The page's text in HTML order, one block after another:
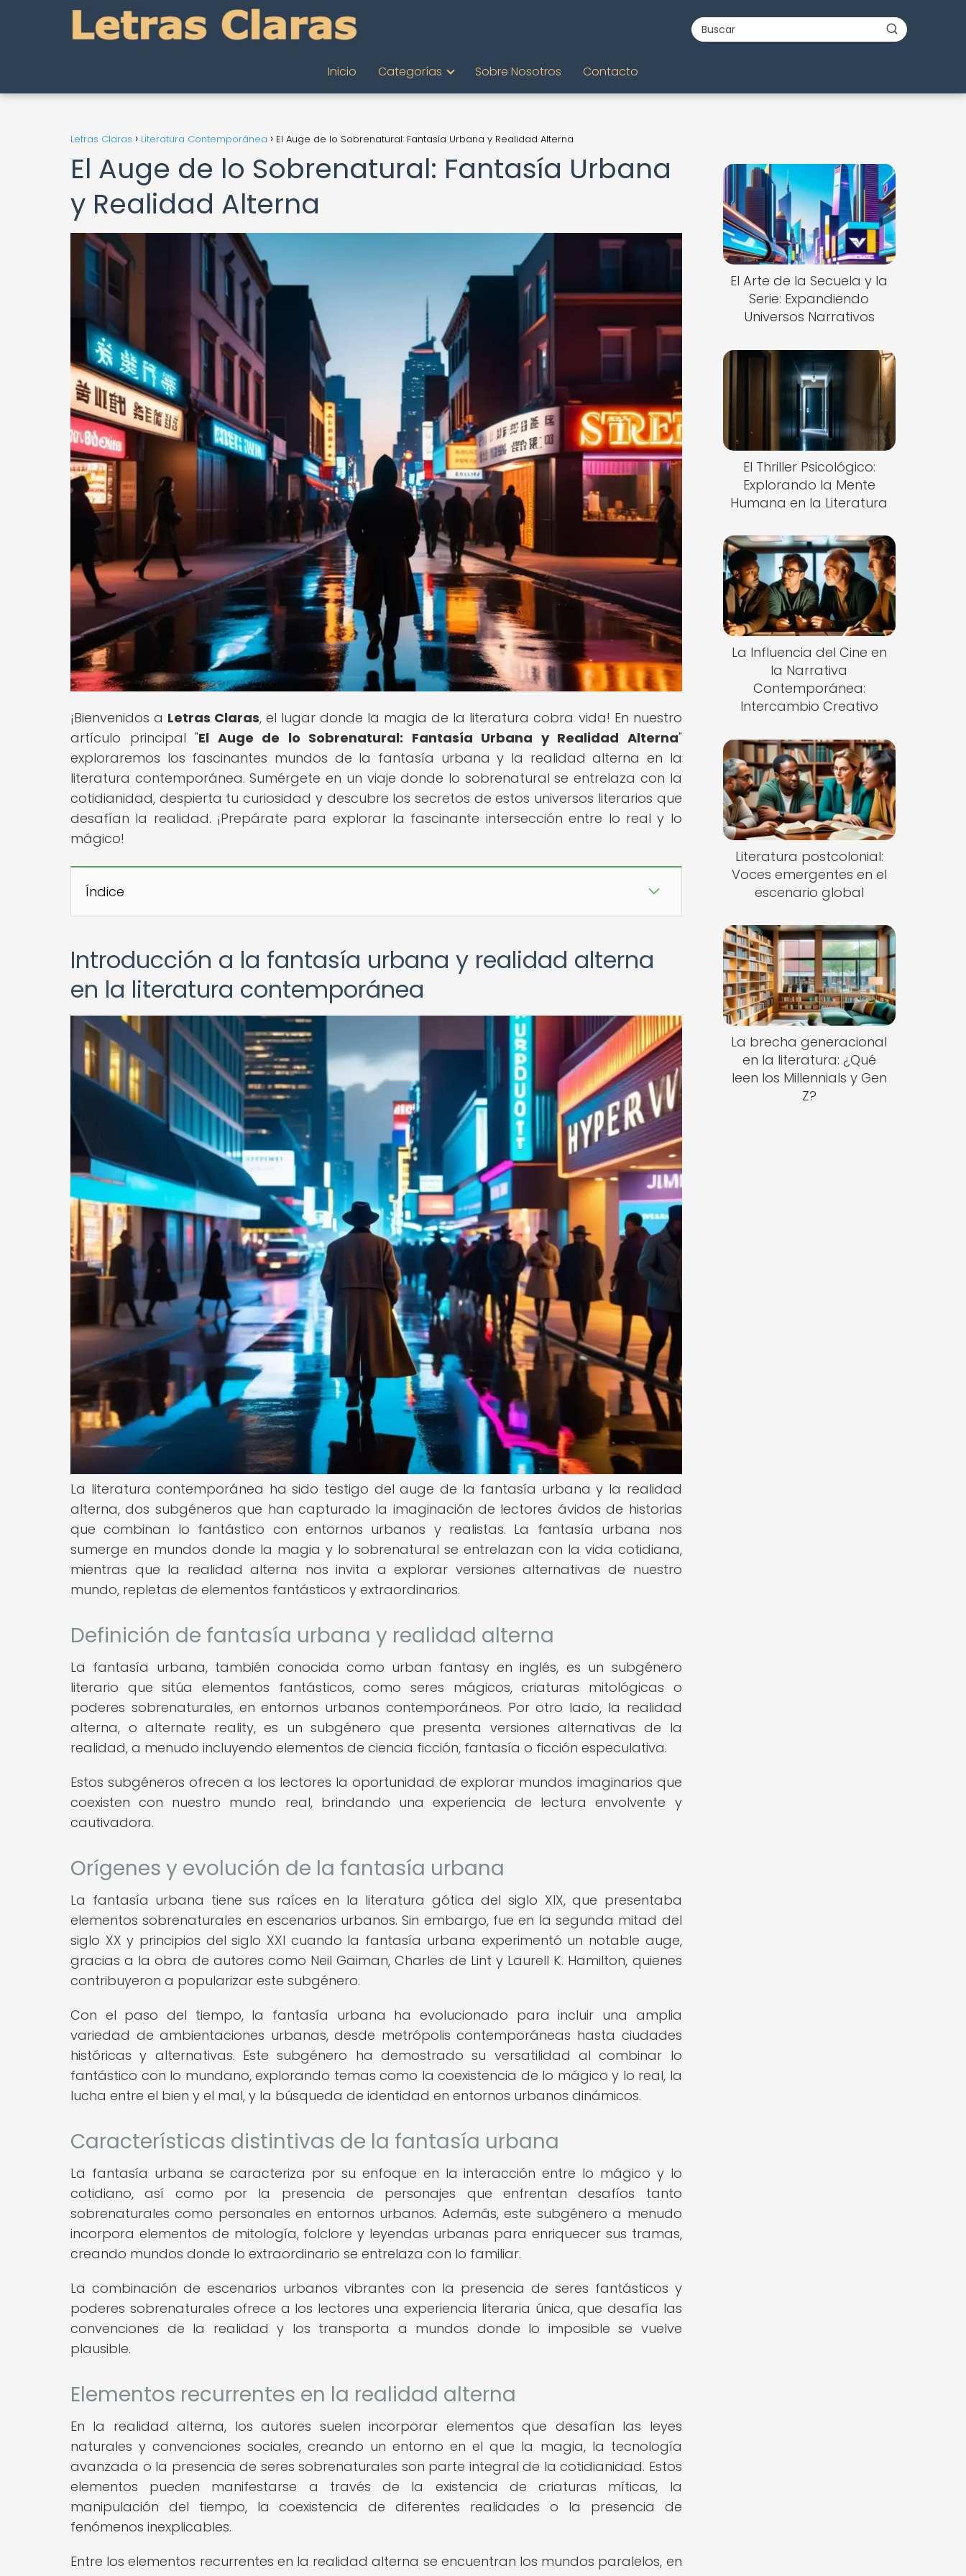
Inicio Categorías Sobre Nosotros Contacto
Letras Claras Literatura Contemporánea El Auge de lo Sobrenatural: Fantasía Urbana y Realidad Alterna
El Auge de lo Sobrenatural: Fantasía Urbana
y Realidad Alterna
¡Bienvenidos a Letras Claras, el lugar donde la magia de la literatura cobra vida! En nuestro
artículo principal "El Auge de lo Sobrenatural: Fantasía Urbana y Realidad Alterna"
exploraremos los fascinantes mundos de la fantasía urbana y la realidad alterna en la
literatura contemporánea. Sumérgete en un viaje donde lo sobrenatural se entrelaza con la
cotidianidad, despierta tu curiosidad y descubre los secretos de estos universos literarios que
desafían la realidad. ¡Prepárate para explorar la fascinante intersección entre lo real y lo
mágico!
Índice
Introducción a la fantasía urbana y realidad alterna
en la literatura contemporánea
La literatura contemporánea ha sido testigo del auge de la fantasía urbana y la realidad
alterna, dos subgéneros que han capturado la imaginación de lectores ávidos de historias
que combinan lo fantástico con entornos urbanos y realistas. La fantasía urbana nos
sumerge en mundos donde la magia y lo sobrenatural se entrelazan con la vida cotidiana,
mientras que la realidad alterna nos invita a explorar versiones alternativas de nuestro
mundo, repletas de elementos fantásticos y extraordinarios.
Definición de fantasía urbana y realidad alterna
La fantasía urbana, también conocida como urban fantasy en inglés, es un subgénero
literario que sitúa elementos fantásticos, como seres mágicos, criaturas mitológicas o
poderes sobrenaturales, en entornos urbanos contemporáneos. Por otro lado, la realidad
alterna, o alternate reality, es un subgénero que presenta versiones alternativas de la
realidad, a menudo incluyendo elementos de ciencia ficción, fantasía o ficción especulativa.
Estos subgéneros ofrecen a los lectores la oportunidad de explorar mundos imaginarios que
coexisten con nuestro mundo real, brindando una experiencia de lectura envolvente y
cautivadora.
Orígenes y evolución de la fantasía urbana
La fantasía urbana tiene sus raíces en la literatura gótica del siglo XIX, que presentaba
elementos sobrenaturales en escenarios urbanos. Sin embargo, fue en la segunda mitad del
siglo XX y principios del siglo XXI cuando la fantasía urbana experimentó un notable auge,
gracias a la obra de autores como Neil Gaiman, Charles de Lint y Laurell K. Hamilton, quienes
contribuyeron a popularizar este subgénero.
Con el paso del tiempo, la fantasía urbana ha evolucionado para incluir una amplia
variedad de ambientaciones urbanas, desde metrópolis contemporáneas hasta ciudades
históricas y alternativas. Este subgénero ha demostrado su versatilidad al combinar lo
fantástico con lo mundano, explorando temas como la coexistencia de lo mágico y lo real, la
lucha entre el bien y el mal, y la búsqueda de identidad en entornos urbanos dinámicos.
Características distintivas de la fantasía urbana
La fantasía urbana se caracteriza por su enfoque en la interacción entre lo mágico y lo
cotidiano, así como por la presencia de personajes que enfrentan desafíos tanto
sobrenaturales como personales en entornos urbanos. Además, este subgénero a menudo
incorpora elementos de mitología, folclore y leyendas urbanas para enriquecer sus tramas,
creando mundos donde lo extraordinario se entrelaza con lo familiar.
La combinación de escenarios urbanos vibrantes con la presencia de seres fantásticos y
poderes sobrenaturales ofrece a los lectores una experiencia literaria única, que desafía las
convenciones de la realidad y los transporta a mundos donde lo imposible se vuelve
plausible.
Elementos recurrentes en la realidad alterna
En la realidad alterna, los autores suelen incorporar elementos que desafían las leyes
naturales y convenciones sociales, creando un entorno en el que la magia, la tecnología
avanzada o la presencia de seres sobrenaturales son parte integral de la cotidianidad. Estos
elementos pueden manifestarse a través de la existencia de criaturas míticas, la
manipulación del tiempo, la coexistencia de diferentes realidades o la presencia de
fenómenos inexplicables.
Entre los elementos recurrentes en la realidad alterna se encuentran los mundos paralelos, en
El Arte de la Secuela y la
Serie: Expandiendo
Universos Narrativos
El Thriller Psicológico:
Explorando la Mente
Humana en la Literatura
La Influencia del Cine en
la Narrativa
Contemporánea:
Intercambio Creativo
Literatura postcolonial:
Voces emergentes en el
escenario global
La brecha generacional
en la literatura: ¿Qué
leen los Millennials y Gen
Z?